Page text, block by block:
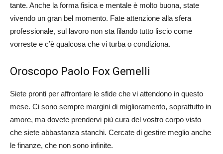
tante. Anche la forma fisica e mentale è molto buona, state
vivendo un gran bel momento. Fate attenzione alla sfera
professionale, sul lavoro non sta filando tutto liscio come
vorreste e c’è qualcosa che vi turba o condiziona.
Oroscopo Paolo Fox Gemelli
Siete pronti per affrontare le sfide che vi attendono in questo
mese. Ci sono sempre margini di miglioramento, soprattutto in
amore, ma dovete prendervi più cura del vostro corpo visto
che siete abbastanza stanchi. Cercate di gestire meglio anche
le finanze, che non sono infinite.